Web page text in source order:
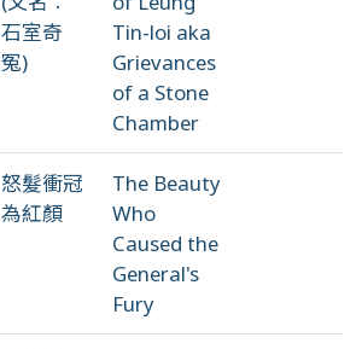
石室奇
冤)
Tin-loi aka
Grievances
of a Stone
Chamber
怒髮衝冠
為紅顏
The Beauty
Who
Caused the
General's
Fury